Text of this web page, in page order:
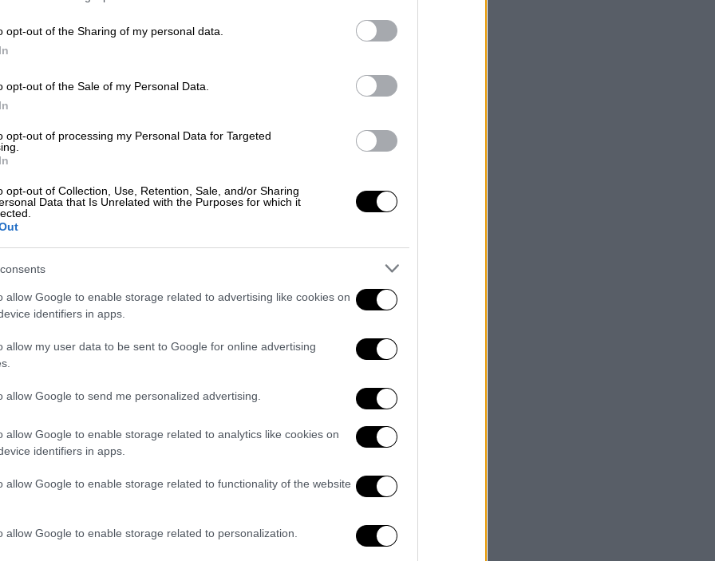
opt-out of the Sharing of my personal data.
opt-out of the Sale of my Personal Data.
opt-out of processing my Personal Data for Targeted
opt-out of Collection, Use, Retention, Sale, and/or Sharing
Data that Is Unrelated with the Purposes for which it
allow Google to enable storage related to advertising like cookies on
identifiers in apps.
allow my user data to be sent to Google for online advertising
allow Google to send me personalized advertising.
allow Google to enable storage related to analytics like cookies on
identifiers in apps.
allow Google to enable storage related to functionality of the website
allow Google to enable storage related to personalization.
«El Clasico»: «Εγώ αλλαγή; Φεύγω
Βινίσιους με τον Αλόνσο - Ο
το συμβόλαιό του
το τέλος της συνεργασίας των δύο
τίτλου από την «αιώνια» αντίπαλο
τη Ρεάλ για επτά μήνες αλλά δεν
χτίσει την ομάδα, όπως επιθυμούσε.
στις «βαλίτσες» του μια τρομερή
την αγάπη και την εκτίμηση του
είχε διαπρέψει στο Μπερναμπέου, θα
πίστωση χρόνου. Ωστόσο αποδείχθηκε
είναι απ' τους πιο... καυτούς και
πλανήτη.
καθώς στη μετά Αντσελότι εποχή,
που ενόχλησαν τις βεντέτες του
ήταν εμφανής, ενώ κατά καιρούς
που έκαναν λόγο για αρνητικό
σχέσεις του κόουτς με τους